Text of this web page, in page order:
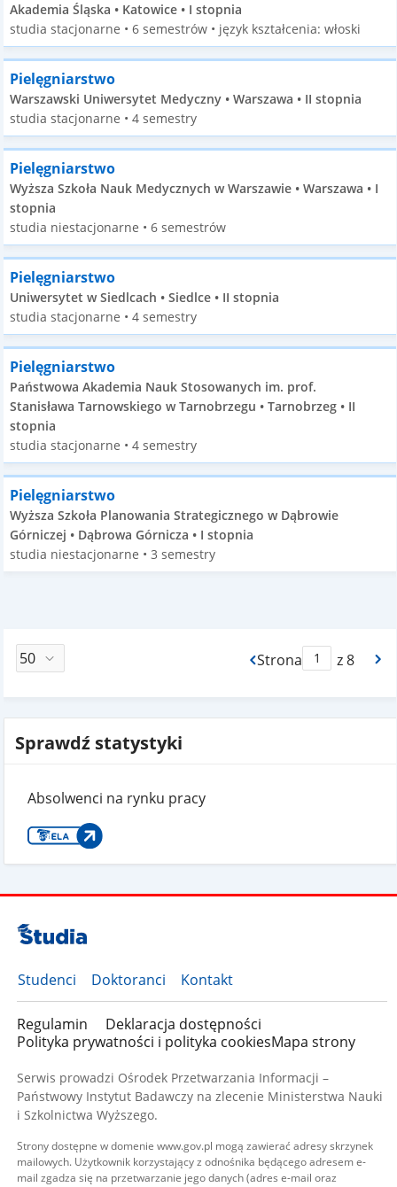
Akademia Śląska • Katowice • I stopnia
studia stacjonarne • 6 semestrów • język kształcenia: włoski
Pielęgniarstwo
Warszawski Uniwersytet Medyczny • Warszawa • II stopnia
studia stacjonarne • 4 semestry
Pielęgniarstwo
Wyższa Szkoła Nauk Medycznych w Warszawie • Warszawa • I
stopnia
studia niestacjonarne • 6 semestrów
Pielęgniarstwo
Uniwersytet w Siedlcach • Siedlce • II stopnia
studia stacjonarne • 4 semestry
Pielęgniarstwo
Państwowa Akademia Nauk Stosowanych im. prof.
Stanisława Tarnowskiego w Tarnobrzegu • Tarnobrzeg • II
stopnia
studia stacjonarne • 4 semestry
Pielęgniarstwo
Wyższa Szkoła Planowania Strategicznego w Dąbrowie
Górniczej • Dąbrowa Górnicza • I stopnia
studia niestacjonarne • 3 semestry
Strona
Max Stronaz 8
Sprawdź statystyki
Absolwenci na rynku pracy
Studenci Doktoranci Kontakt
Regulamin
Deklaracja dostępności
Polityka prywatności i polityka cookiesMapa strony
Serwis prowadzi Ośrodek Przetwarzania Informacji –
Państwowy Instytut Badawczy na zlecenie Ministerstwa Nauki
i Szkolnictwa Wyższego.
Strony dostępne w domenie www.gov.pl mogą zawierać adresy skrzynek
mailowych. Użytkownik korzystający z odnośnika będącego adresem e-
mail zgadza się na przetwarzanie jego danych (adres e-mail oraz